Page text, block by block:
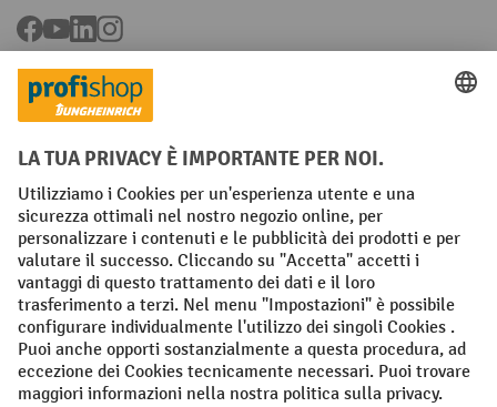
Facebook
YouTubeLinkedInInstagram
Condizioni Generali di Vendita
Dichiarazione di protezione dei dati Impronta
Impostazioni sulla privacy
All prices excl. VAT plusshipping costsand possible delivery charges,
if not stated otherwise.
¹ Lo sconto è valido fino a esaurimento scorte. Lo sconto non si applica
ai prezzi speciali. Non è possibile la combinazione con altri sconti o
buoni in percentuale. | ² Lo sconto viene concesso una sola volta al